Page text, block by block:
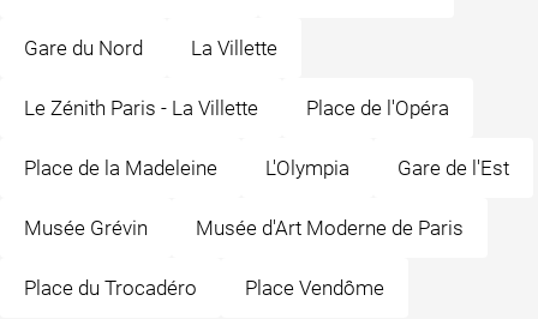
Gare du Nord La Villette
Le Zénith Paris - La Villette Place de l'Opéra
Place de la Madeleine L'Olympia Gare de l'Est
Musée Grévin Musée d'Art Moderne de Paris
Place du Trocadéro Place Vendôme